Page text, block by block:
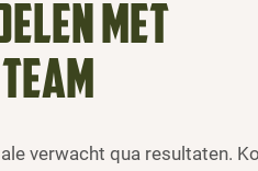
met
verwacht qua resultaten.